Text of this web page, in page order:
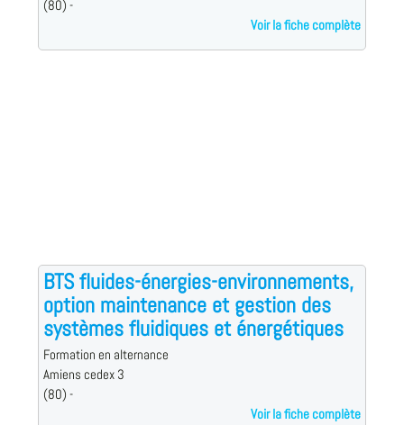
(80) -
Voir la fiche complète
BTS fluides-énergies-environnements,
option maintenance et gestion des
systèmes fluidiques et énergétiques
Formation en alternance
Amiens cedex 3
(80) -
Voir la fiche complète